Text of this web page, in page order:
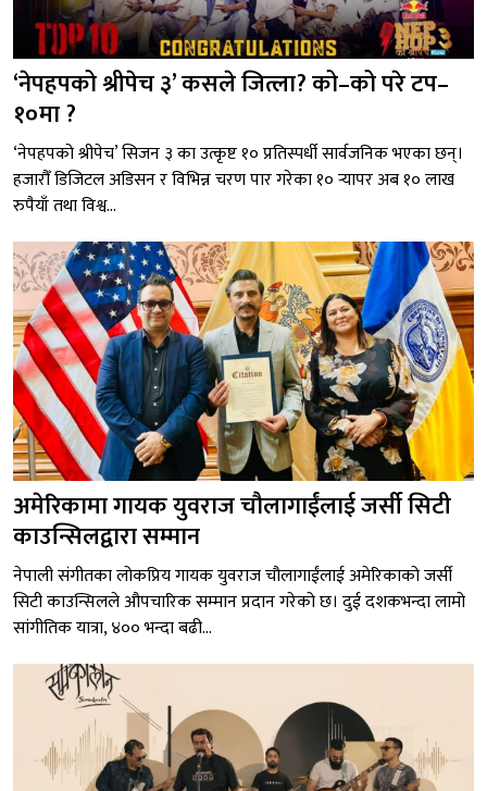
‘नेपहपको श्रीपेच ३’ कसले जित्ला? को–को परे टप–
१०मा ?
‘नेपहपको श्रीपेच’ सिजन ३ का उत्कृष्ट १० प्रतिस्पर्धी सार्वजनिक भएका छन्।
हजारौँ डिजिटल अडिसन र विभिन्न चरण पार गरेका १० र्‍यापर अब १० लाख
रुपैयाँ तथा विश्व...
अमेरिकामा गायक युवराज चौलागाईंलाई जर्सी सिटी
काउन्सिलद्वारा सम्मान
नेपाली संगीतका लोकप्रिय गायक युवराज चौलागाईंलाई अमेरिकाको जर्सी
सिटी काउन्सिलले औपचारिक सम्मान प्रदान गरेको छ। दुई दशकभन्दा लामो
सांगीतिक यात्रा, ४०० भन्दा बढी...